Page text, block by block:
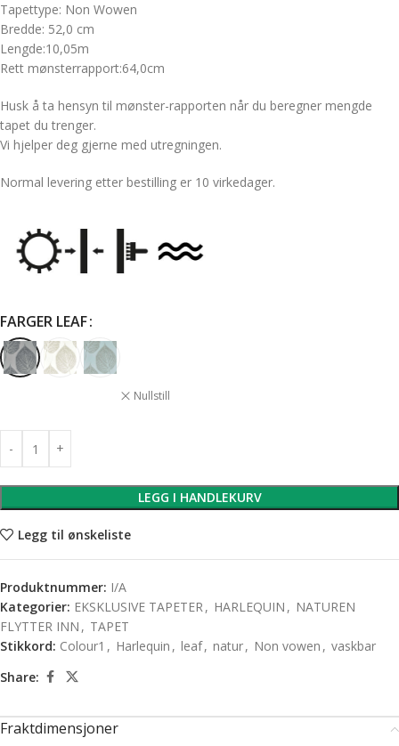
Tapettype: Non Wowen
Bredde: 52,0 cm
Lengde:10,05m
Rett mønsterrapport:64,0cm
Husk å ta hensyn til mønster-rapporten når du beregner mengde
tapet du trenger.
Vi hjelper deg gjerne med utregningen.
Normal levering etter bestilling er 10 virkedager.
FARGER LEAF
Nullstill
LEGG I HANDLEKURV
Legg til ønskeliste
Produktnummer: I/A
Kategorier: EKSKLUSIVE TAPETER, HARLEQUIN , NATUREN
FLYTTER INN , TAPET
Stikkord: Colour1 , Harlequin , leaf, natur, Non vowen , vaskbar
Share:
Fraktdimensjoner